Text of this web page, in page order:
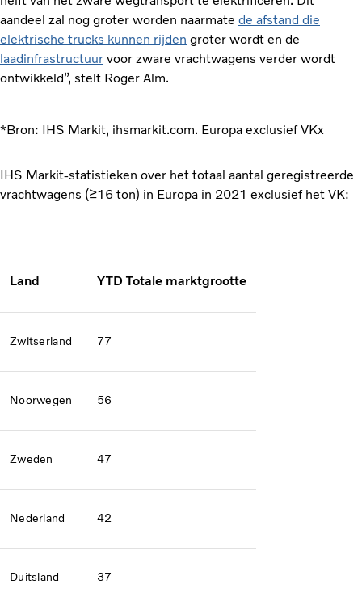
aandeel zal nog groter worden naarmate de afstand die
elektrische trucks kunnen rijden groter wordt en de
laadinfrastructuur voor zware vrachtwagens verder wordt
ontwikkeld”, stelt Roger Alm.
*Bron: IHS Markit, ihsmarkit.com. Europa exclusief VKx
IHS Markit-statistieken over het totaal aantal geregistreerde
vrachtwagens (≥16 ton) in Europa in 2021 exclusief het VK:
Land YTD Totale marktgrootte
Zwitserland 77
Noorwegen 56
Zweden 47
Nederland 42
Duitsland 37